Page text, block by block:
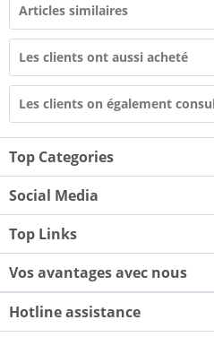
Articles similaires
Les clients ont aussi acheté
Les clients on également
Top Categories
Social Media
Top Links
Vos avantages avec nous
Hotline assistance